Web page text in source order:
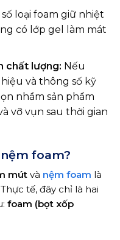
số loại foam giữ nhiệt
có lớp gel làm mát
chất lượng: Nếu
và thông số kỹ
nhầm sản phẩm
vỡ vụn sau thời gian
foam?
mút và nệm foam là
tế, đây chỉ là hai
foam (bọt xốp